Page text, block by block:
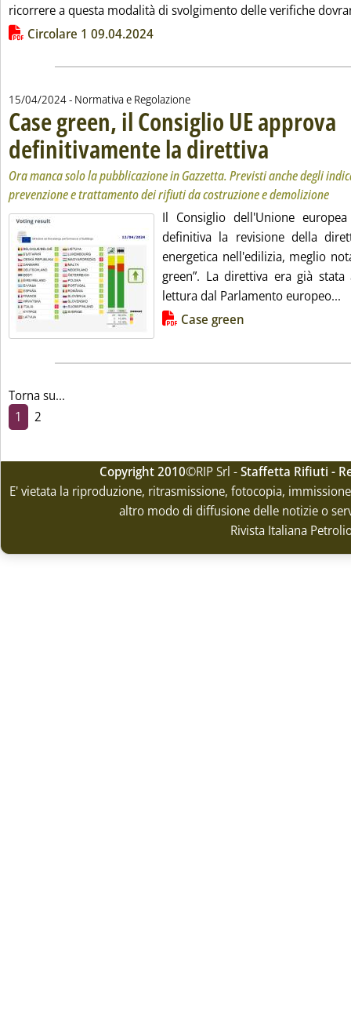
ricorrere a questa modalità di svolgimento delle verifiche
Lista allegati PDF alla notizia
Circolare 1 09.04.2024
15/04/2024- Normativa e Regolazione
Case green, il Consiglio UE approva
definitivamente la direttiva. Sottotitolo: Ora
. Pubblicata lunedì
Ora manca solo la pubblicazione in Gazzetta. Previsti anche degli
prevenzione e trattamento dei rifiuti da costruzione e demolizione
Il Consiglio dell'Unione
definitiva la revisione della
energetica nell'edilizia, meglio
green”. La direttiva era già
lettura dal Parlamento europeo...
Lista allegati PDF alla notizia
Case green
Torna su...
1
2
Copyright 2010©RIP Srl -Staffetta Rifiuti -
E' vietata la riproduzione, ritrasmissione, fotocopia,
altro modo di diffusione delle notizie o
Rivista Italiana